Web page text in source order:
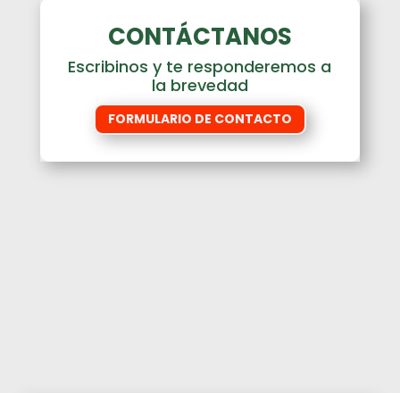
CONTÁCTANOS
Escribinos y te responderemos a
la brevedad
FORMULARIO DE CONTACTO